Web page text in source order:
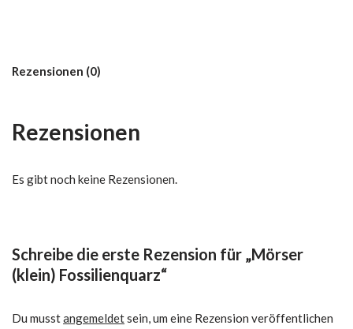
Rezensionen (0)
Rezensionen
Es gibt noch keine Rezensionen.
Schreibe die erste Rezension für „Mörser
(klein) Fossilienquarz“
Du musstangemeldetsein, um eine Rezension veröffentlichen